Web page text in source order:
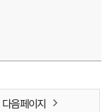
다음 페이지